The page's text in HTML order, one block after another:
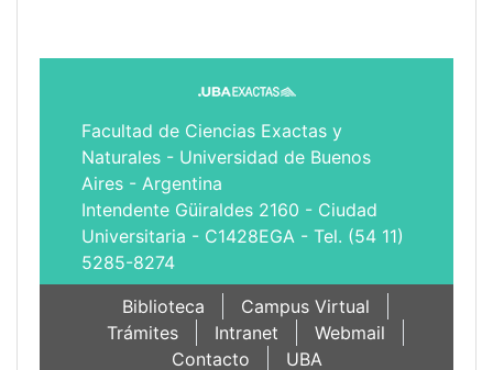
Facultad de Ciencias Exactas y
Naturales - Universidad de Buenos
Aires - Argentina
Intendente Güiraldes 2160 - Ciudad
Universitaria - C1428EGA - Tel. (54 11)
5285-8274
Biblioteca
Campus Virtual
Trámites
Intranet
Webmail
Contacto
UBA